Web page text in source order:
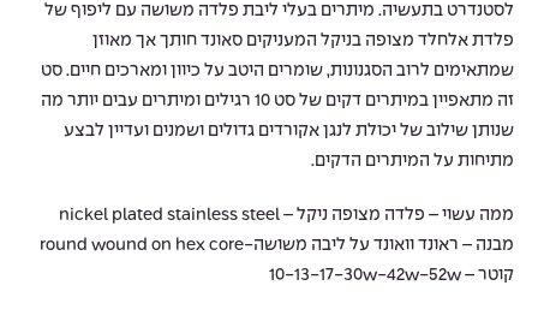
לסטנדרט בתעשיה. מיתרים בעלי ליבת פלדה משושה עם ליפוף של
פלדת אלחלד מצופה בניקל המעניקים סאונד חותך אך מאוזן
שמתאימים לרוב הסגנונות, שומרים היטב על כיוון ומארכים חיים. סט
זה מתאפיין במיתרים דקים של סט 10 רגילים ומיתרים עבים יותר מה
שנותן שילוב של יכולת לנגן אקורדים גדולים ושמנים ועדיין לבצע
מתיחות על המיתרים הדקים.
ממה עשוי – פלדה מצופה ניקל – nickel plated stainless steel
מבנה – ראונד וואונד על ליבה משושה-round wound on hex core
קוטר – 10-13-17-30w-42w-52w